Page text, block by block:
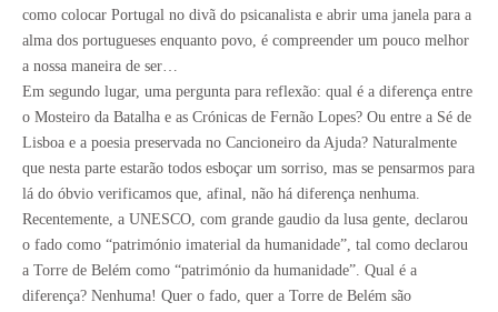
como colocar Portugal no divã do psicanalista e abrir uma janela para a
alma dos portugueses enquanto povo, é compreender um pouco melhor
a nossa maneira de ser…
Em segundo lugar, uma pergunta para reflexão: qual é a diferença entre
o Mosteiro da Batalha e as Crónicas de Fernão Lopes? Ou entre a Sé de
Lisboa e a poesia preservada no Cancioneiro da Ajuda? Naturalmente
que nesta parte estarão todos esboçar um sorriso, mas se pensarmos para
lá do óbvio verificamos que, afinal, não há diferença nenhuma.
Recentemente, a UNESCO, com grande gaudio da lusa gente, declarou
o fado como “património imaterial da humanidade”, tal como declarou
a Torre de Belém como “património da humanidade”. Qual é a
diferença? Nenhuma! Quer o fado, quer a Torre de Belém são